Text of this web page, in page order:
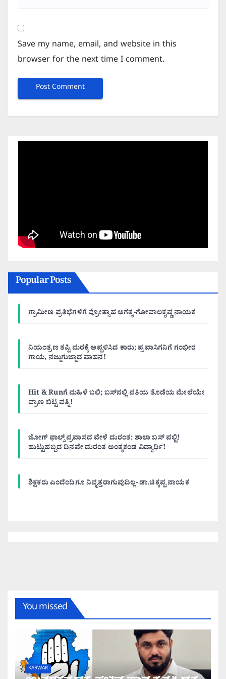
Save my name, email, and website in this
browser for the next time I comment.
Popular Posts
ಗ್ರಾಮೀಣ ಪ್ರತಿಭೆಗಳಿಗೆ ಪ್ರೋತ್ಸಾಹ ಅಗತ್ಯ-ಗೋಪಾಲಕೃಷ್ಣ ನಾಯಕ
ನಿಯಂತ್ರಣ ತಪ್ಪಿ ಮರಕ್ಕೆ ಅಪ್ಪಳಿಸಿದ ಕಾರು; ಪ್ರವಾಸಿಗನಿಗೆ ಗಂಭೀರ
ಗಾಯ, ನಜ್ಜುಗುಜ್ಜಾದ ವಾಹನ!
Hit & Runಗೆ ಮಹಿಳೆ ಬಲಿ; ಬಸ್‌ನಲ್ಲಿ ಪತಿಯ ತೊಡೆಯ ಮೇಲೆಯೇ
ಪ್ರಾಣ ಬಿಟ್ಟ ಪತ್ನಿ!
ಜೋಗ್ ಫಾಲ್ಸ್ ಪ್ರವಾಸದ ವೇಳೆ ದುರಂತ: ಶಾಲಾ ಬಸ್ ಪಲ್ಟಿ!
ಹುಟ್ಟುಹಬ್ಬದ ದಿನವೇ ದುರಂತ ಅಂತ್ಯಕಂಡ ವಿದ್ಯಾರ್ಥಿ!
ಶಿಕ್ಷಕರು ಎಂದೆಂದಿಗೂ ನಿವೃತ್ತರಾಗುವುದಿಲ್ಲ- ಡಾ.ಚಿಕ್ಕಪ್ಪ ನಾಯಕ
You missed
KARWAR